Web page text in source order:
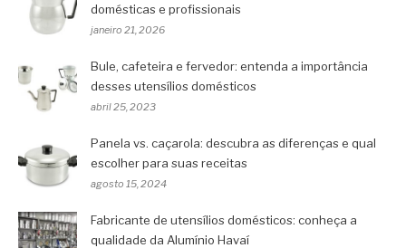
domésticas e profissionais
janeiro 21, 2026
Bule, cafeteira e fervedor: entenda a importância
desses utensílios domésticos
abril 25, 2023
Panela vs. caçarola: descubra as diferenças e qual
escolher para suas receitas
agosto 15, 2024
Fabricante de utensílios domésticos: conheça a
qualidade da Alumínio Havaí